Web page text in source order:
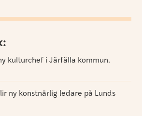
kulturchef i Järfälla kommun.
ny konstnärlig ledare på Lunds